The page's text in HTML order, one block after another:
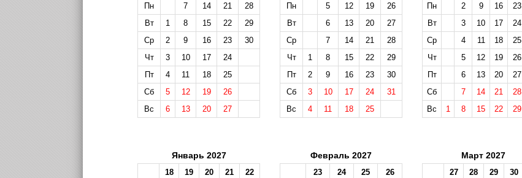
Пн
7 14 21
28
Вт
1 8 15 22
29
Ср
2 9 16 23
30
Чт
3 10 17
24
Пт
4 11 18
25
Сб
5 12 19
26
Вс
6 13 20 27
Пн
5 12 19
26
Вт
6 13 20
27
Ср
7 14 21
28
Чт
1 8 15 22
29
Пт
2 9 16 23
30
Сб
3 10 17 24
31
Вс
4 11 18 25
Пн
2 9 16 23
Вт
3 10 17
24
Ср
4 11 18
25
Чт
5 12 19
26
Пт
6 13 20
27
Сб
7 14 21
28
Вс
1 8 15 22 29
Январь 2027
18 19 20 21
22
Февраль 2027
23 24 25
26
Март 2027
27 28 29 30